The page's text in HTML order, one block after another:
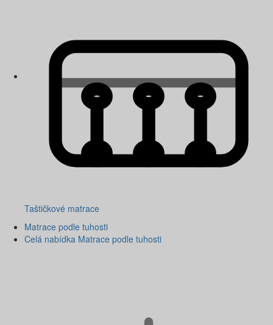
Taštičkové matrace
Matrace podle tuhosti
Celá nabídka Matrace podle tuhosti